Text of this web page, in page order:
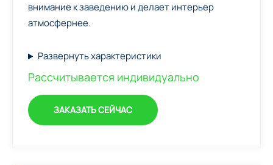
внимание к заведению и делает интерьер
атмосфернее.
Развернуть характеристики
Рассчитывается индивидуально
ЗАКАЗАТЬ СЕЙЧАС